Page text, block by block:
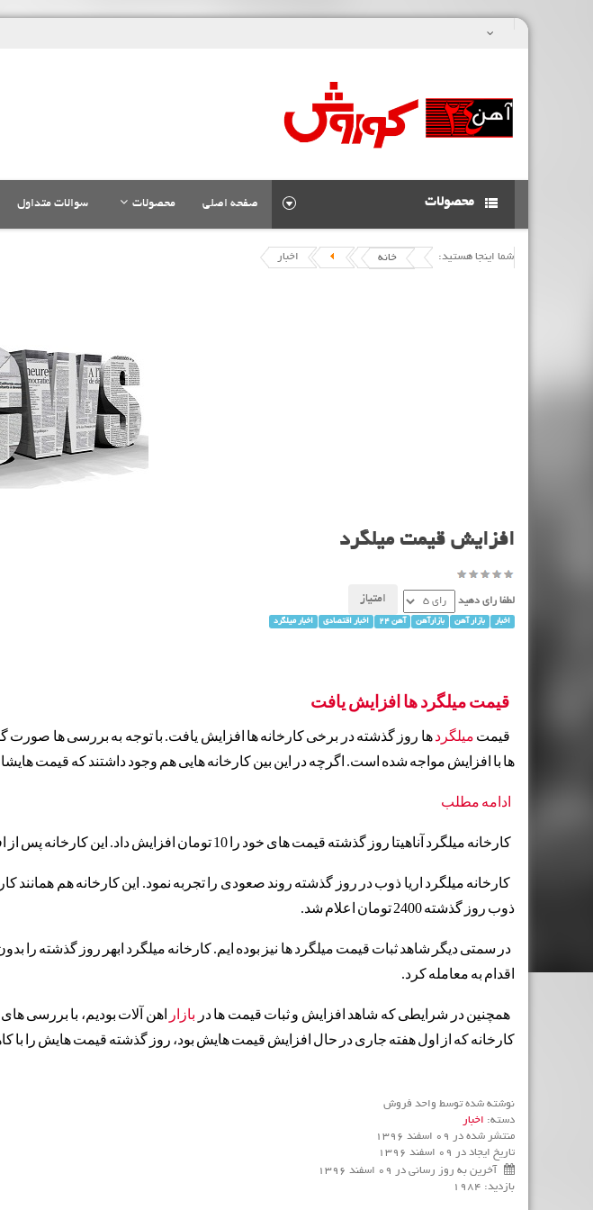
محصولات صفحه اصلی محصولات سوالات متداول
شما اینجا هستید: خانه اخبار
افزایش قیمت میلگرد
لطفا رای دهید
اخبار بازار آهن بازارآهن آهن 24 اخبار اقتصادی اخبار میلگرد
قیمت میلگرد ها افزایش یافت
قیمت میلگردها روز گذشته در برخی کارخانه ها افزایش یافت. با توجه به بررسی ها صورت
ها با افزایش مواجه شده است. اگرچه در این بین کارخانه هایی هم وجود داشتند که قیمت
ادامه مطلب
کارخانه میلگرد آناهیتا روز گذشته قیمت های خود را 10 تومان افزایش داد. این کارخانه پس از افزایش
ذوب روز گذشته 2400 تومان اعلام شد.
اقدام به معامله کرد.
همچنین در شرایطی که شاهد افزایش و ثبات قیمت ها در بازار
کارخانه که از اول هفته جاری در حال افزایش قیمت هایش بود، روز گذشته قیمت هایش را با
نوشته شده توسط واحد فروش
دسته: اخبار
منتشر شده در 09 اسفند 1396
تاریخ ایجاد در 09 اسفند 1396
آخرین به روز رسانی در 09 اسفند 1396
بازدید: 1984